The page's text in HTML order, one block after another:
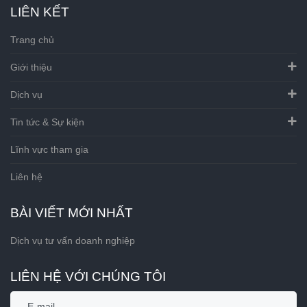
LIÊN KẾT
Trang chủ
Giới thiệu
Dịch vụ
Tin tức & Sự kiện
Lĩnh vực tham gia
Liên hệ
BÀI VIẾT MỚI NHẤT
Dịch vụ tư vấn doanh nghiệp
LIÊN HỆ VỚI CHÚNG TÔI